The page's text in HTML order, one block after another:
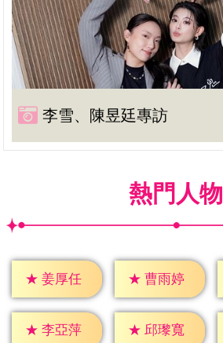
李雪、陳昱廷專訪
熱門人物
★ 姜厚任 ★ 曹雨婷
★ 李亞萍 ★ 邱瓈寬